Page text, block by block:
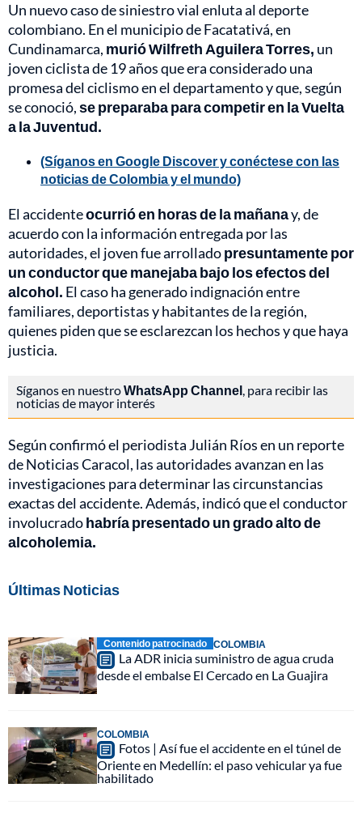
Un nuevo caso de siniestro vial enluta al deporte
colombiano. En el municipio de Facatativá, en
Cundinamarca, murió Wilfreth Aguilera Torres, un
joven ciclista de 19 años que era considerado una
promesa del ciclismo en el departamento y que, según
se conoció,se preparaba para competir en la Vuelta
a la Juventud.
(Síganos en Google Discover y conéctese con las
noticias de Colombia y el mundo)
El accidenteocurrió en horas de la mañanay, de
acuerdo con la información entregada por las
autoridades, el joven fue arrolladopresuntamente por
un conductor que manejaba bajo los efectos del
alcohol. El caso ha generado indignación entre
familiares, deportistas y habitantes de la región,
quienes piden que se esclarezcan los hechos y que haya
justicia.
Síganos en nuestroWhatsApp Channel, para recibir las
noticias de mayor interés
Según confirmó el periodista Julián Ríos en un reporte
de Noticias Caracol, las autoridades avanzan en las
investigaciones para determinar las circunstancias
exactas del accidente. Además, indicó que el conductor
involucradohabría presentado un grado alto de
alcoholemia.
Últimas Noticias
Contenido patrocinado COLOMBIA
La ADR inicia suministro de agua cruda
desde el embalse El Cercado en La Guajira
COLOMBIA
Fotos | Así fue el accidente en el túnel de
Oriente en Medellín: el paso vehicular ya fue
habilitado